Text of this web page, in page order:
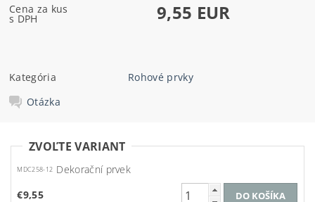
Cena za kus
s DPH 9,55 EUR
Kategória
Rohové prvky
Otázka
ZVOĽTE VARIANT
MDC258-12 Dekorační prvek
€9,55